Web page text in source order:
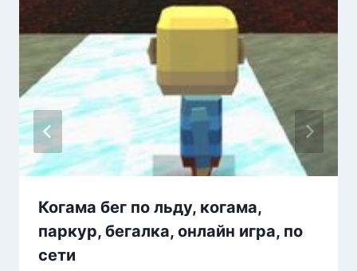
Когама бег по льду, когама,
паркур, бегалка, онлайн игра, по
сети